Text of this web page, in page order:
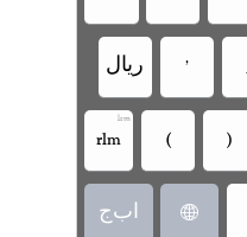
‏ریال ‏
‏rlm
lrm
‏ ‏
‏ا‌ب‌ج ‏